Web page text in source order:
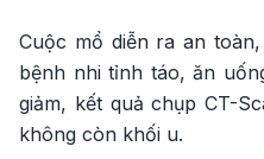
Cuộc mổ diễn ra an
bệnh nhi tỉnh táo, ăn
giảm, kết quả chụp CT-
không còn khối u.